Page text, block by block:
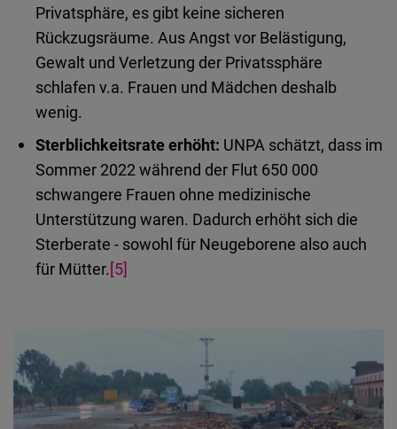
Privatsphäre, es gibt keine sicheren
Rückzugsräume. Aus Angst vor Belästigung,
Gewalt und Verletzung der Privatssphäre
schlafen v.a. Frauen und Mädchen deshalb
wenig.
Sterblichkeitsrate erhöht: UNPA schätzt, dass im
Sommer 2022 während der Flut 650 000
schwangere Frauen ohne medizinische
Unterstützung waren. Dadurch erhöht sich die
Sterberate - sowohl für Neugeborene also auch
für Mütter.[5]